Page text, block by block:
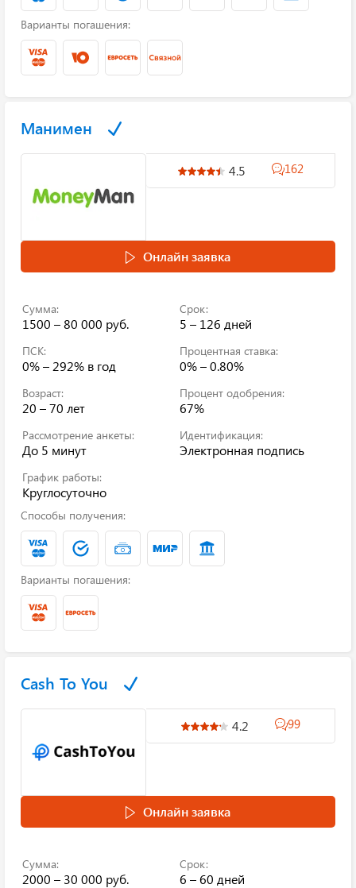
Варианты погашения:
Манимен
4.5 162
Онлайн заявка
Сумма:
1500 – 80 000 руб.
Срок:
5 – 126 дней
ПСК:
0% – 292% в год
Процентная ставка:
0% – 0.80%
Возраст:
20 – 70 лет
Процент одобрения:
67%
Рассмотрение анкеты:
До 5 минут
Идентификация:
Электронная подпись
График работы:
Круглосуточно
Способы получения:
Варианты погашения:
Cash To You
4.2 99
Онлайн заявка
Сумма:
2000 – 30 000 руб.
Срок:
6 – 60 дней